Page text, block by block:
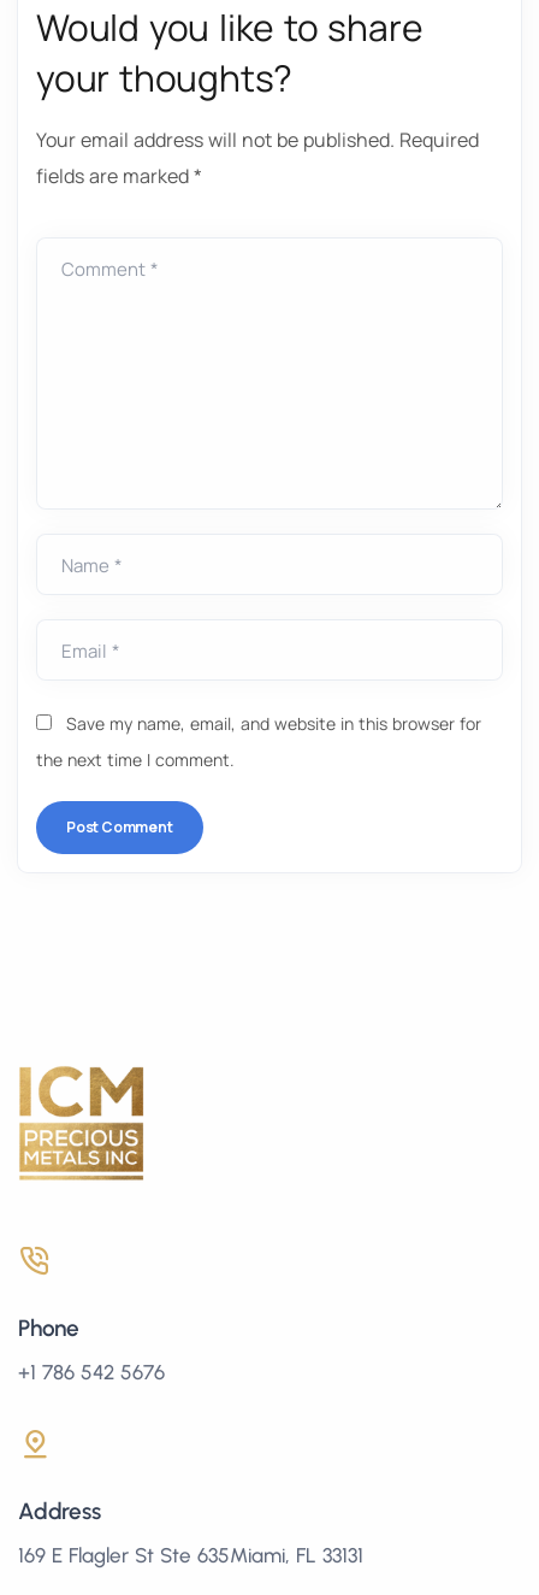
Would you like to share
your thoughts?
Your email address will not be published. Required
fields are marked*
Comment *
Name *
Email *
Save my name, email, and website in this browser for
the next time I comment.
Phone
+1 786 542 5676
Address
169 E Flagler St Ste 635Miami, FL 33131